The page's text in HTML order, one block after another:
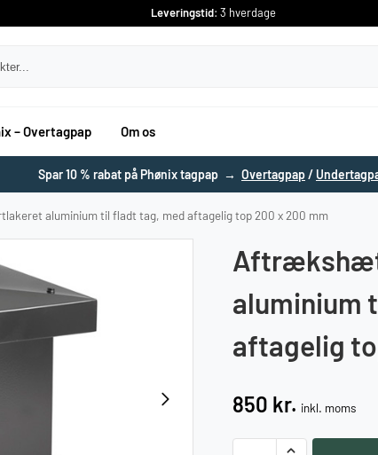
Leveringstid: 3 hverdage
– Overtagpap Om os
Spar 10 % rabat på Phønix tagpap → Overtagpap/
aluminium til fladt tag, med aftagelig top 200 x 200 mm
aluminium
aftagelig
850 kr. inkl. moms